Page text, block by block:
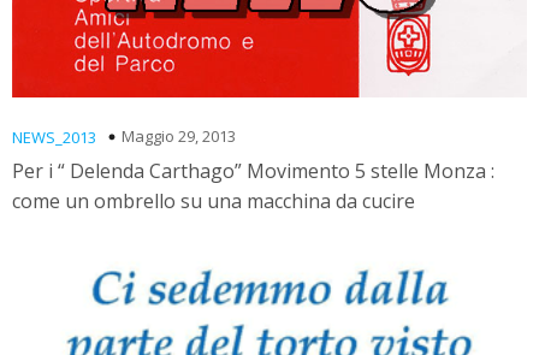
NEWS_2013 Maggio 29, 2013
Per i “ Delenda Carthago” Movimento 5 stelle Monza :
come un ombrello su una macchina da cucire